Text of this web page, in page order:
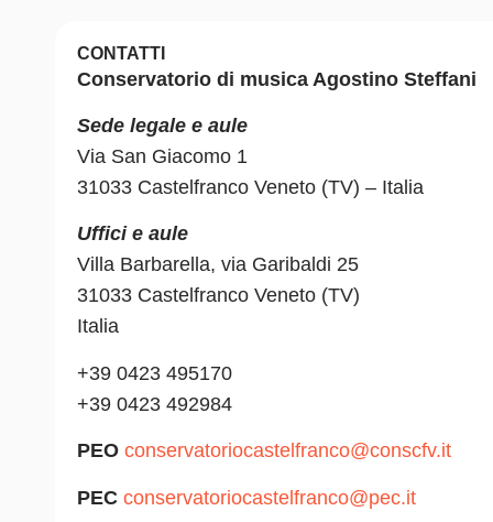
CONTATTI
Conservatorio di musica Agostino Steffani
Sede legale e aule
Via San Giacomo 1
31033 Castelfranco Veneto (TV) – Italia
Uffici e aule
Villa Barbarella, via Garibaldi 25
31033 Castelfranco Veneto (TV)
Italia
+39 0423 495170
+39 0423 492984
PEO conservatoriocastelfranco@conscfv.it
PEC conservatoriocastelfranco@pec.it